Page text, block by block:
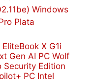
EliteBook X G1i
Gen AI PC Wolf
Security Edition
PC Intel